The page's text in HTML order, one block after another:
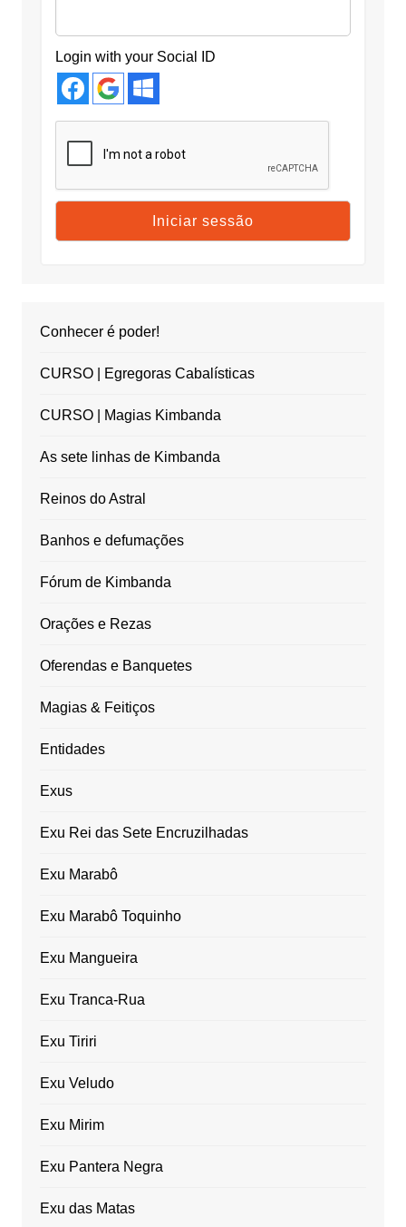
Login with your Social ID
Conhecer é poder!
CURSO | Egregoras Cabalísticas
CURSO | Magias Kimbanda
As sete linhas de Kimbanda
Reinos do Astral
Banhos e defumações
Fórum de Kimbanda
Orações e Rezas
Oferendas e Banquetes
Magias & Feitiços
Entidades
Exus
Exu Rei das Sete Encruzilhadas
Exu Marabô
Exu Marabô Toquinho
Exu Mangueira
Exu Tranca-Rua
Exu Tiriri
Exu Veludo
Exu Mirim
Exu Pantera Negra
Exu das Matas